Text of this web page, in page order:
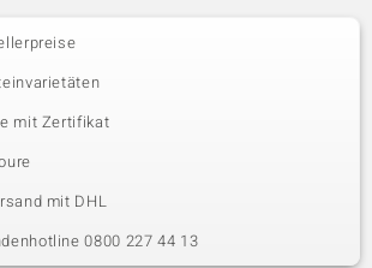
mit Zertifikat
mit DHL
0800 227 44 13